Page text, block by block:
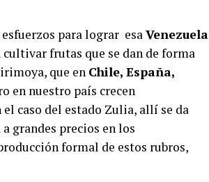
para lograr esaVenezuela
frutas que se dan de forma
que en Chile, España,
en nuestro país crecen
caso del estado Zulia, allí se da
grandes precios en los
formal de estos rubros,